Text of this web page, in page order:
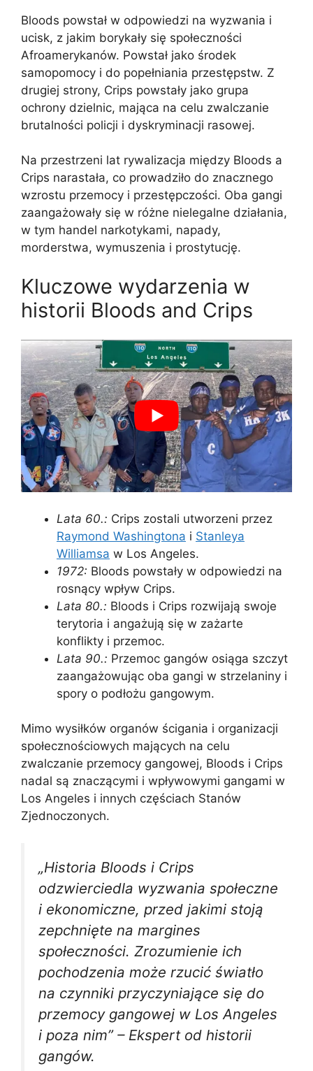
Bloods powstał w odpowiedzi na wyzwania i
ucisk, z jakim borykały się społeczności
Afroamerykanów. Powstał jako środek
samopomocy i do popełniania przestępstw. Z
drugiej strony, Crips powstały jako grupa
ochrony dzielnic, mająca na celu zwalczanie
brutalności policji i dyskryminacji rasowej.
Na przestrzeni lat rywalizacja między Bloods a
Crips narastała, co prowadziło do znacznego
wzrostu przemocy i przestępczości. Oba gangi
zaangażowały się w różne nielegalne działania,
w tym handel narkotykami, napady,
morderstwa, wymuszenia i prostytucję.
Kluczowe wydarzenia w
historii Bloods and Crips
Lata 60.: Crips zostali utworzeni przez
Raymond Washingtona i Stanleya
Williamsa w Los Angeles.
1972: Bloods powstały w odpowiedzi na
rosnący wpływ Crips.
Lata 80.: Bloods i Crips rozwijają swoje
terytoria i angażują się w zażarte
konflikty i przemoc.
Lata 90.: Przemoc gangów osiąga szczyt
zaangażowując oba gangi w strzelaniny i
spory o podłożu gangowym.
Mimo wysiłków organów ścigania i organizacji
społecznościowych mających na celu
zwalczanie przemocy gangowej, Bloods i Crips
nadal są znaczącymi i wpływowymi gangami w
Los Angeles i innych częściach Stanów
Zjednoczonych.
„Historia Bloods i Crips
odzwierciedla wyzwania społeczne
i ekonomiczne, przed jakimi stoją
zepchnięte na margines
społeczności. Zrozumienie ich
pochodzenia może rzucić światło
na czynniki przyczyniające się do
przemocy gangowej w Los Angeles
i poza nim” – Ekspert od historii
gangów.